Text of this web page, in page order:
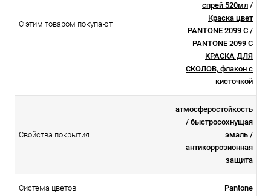
С этим товаром покупают
спрей 520мл /
Краска цвет
PANTONE 2099 C /
PANTONE 2099 C
КРАСКА ДЛЯ
СКОЛОВ, флакон с
кисточкой
Свойства покрытия
атмосферостойкоcть
/ быстросохнущая
эмаль /
антикоррозионная
защита
Система цветов Pantone